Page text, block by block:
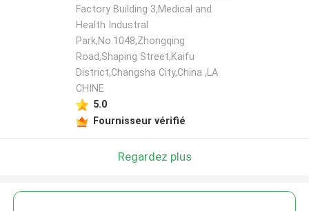
Factory Building 3,Medical and
Health Industral
Park,No.1048,Zhongqing
Road,Shaping Street,Kaifu
District,Changsha City,China ,LA
CHINE
5.0
Fournisseur vérifié
Regardez plus